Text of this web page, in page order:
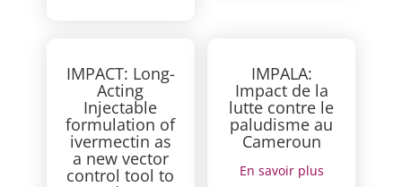
IMPACT: Long-
Acting
Injectable
formulation of
ivermectin as
a new vector
control tool to
IMPALA:
Impact de la
lutte contre le
paludisme au
Cameroun
En savoir plus